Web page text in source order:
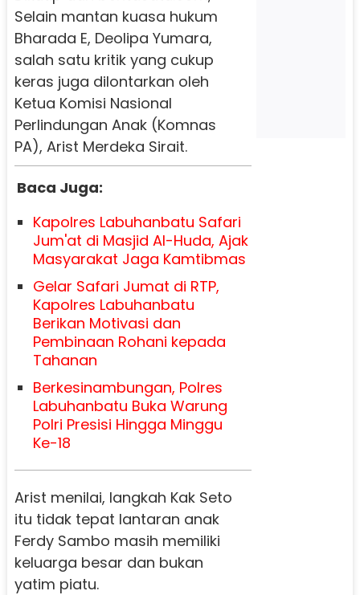
Selain mantan kuasa hukum
Bharada E, Deolipa Yumara,
salah satu kritik yang cukup
keras juga dilontarkan oleh
Ketua Komisi Nasional
Perlindungan Anak (Komnas
PA), Arist Merdeka Sirait.
Baca Juga:
Kapolres Labuhanbatu Safari
Jum'at di Masjid Al-Huda, Ajak
Masyarakat Jaga Kamtibmas
Gelar Safari Jumat di RTP,
Kapolres Labuhanbatu
Berikan Motivasi dan
Pembinaan Rohani kepada
Tahanan
Berkesinambungan, Polres
Labuhanbatu Buka Warung
Polri Presisi Hingga Minggu
Ke-18
Arist menilai, langkah Kak Seto
itu tidak tepat lantaran anak
Ferdy Sambo masih memiliki
keluarga besar dan bukan
yatim piatu.